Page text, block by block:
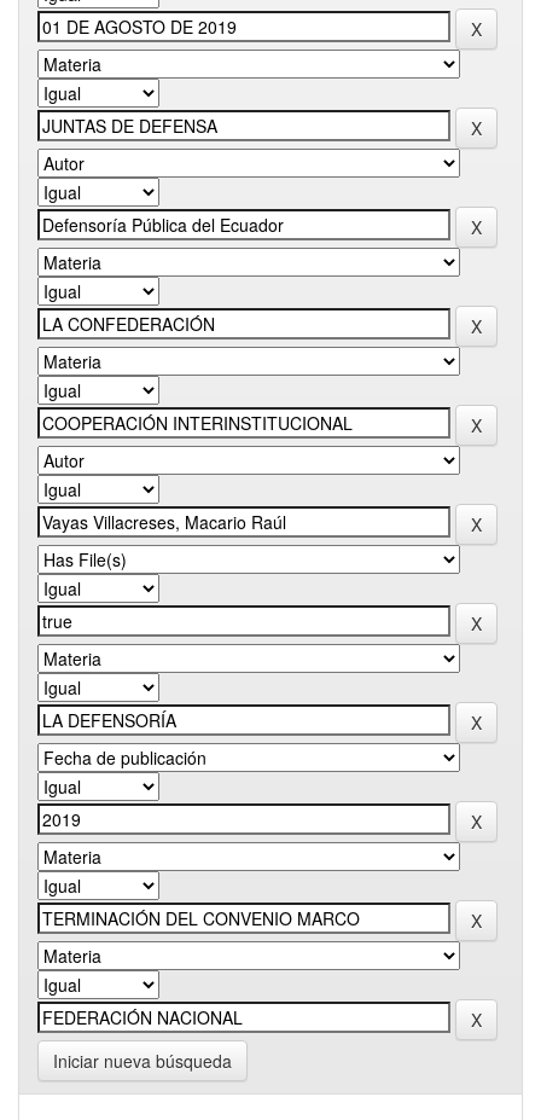
Iniciar nueva búsqueda